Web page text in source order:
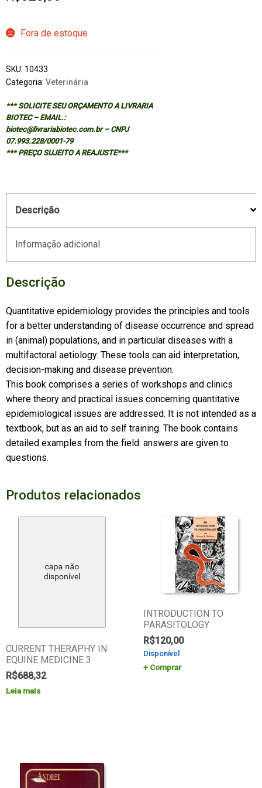
Fora de estoque
SKU: 10433
Categoria: Veterinária
*** SOLICITE SEU ORÇAMENTO A LIVRARIA
BIOTEC – EMAIL.:
biotec@livrariabiotec.com.br – CNPJ
07.993.228/0001-79
*** PREÇO SUJEITO A REAJUSTE***
Descrição
Informação adicional
Descrição
Quantitative epidemiology provides the principles and tools
for a better understanding of disease occurrence and spread
in (animal) populations, and in particular diseases with a
multifactoral aetiology. These tools can aid interpretation,
decision-making and disease prevention.
This book comprises a series of workshops and clinics
where theory and practical issues concerning quantitative
epidemiological issues are addressed. It is not intended as a
textbook, but as an aid to self training. The book contains
detailed examples from the field: answers are given to
questions.
Produtos relacionados
CURRENT THERAPHY IN
EQUINE MEDICINE 3
R$688,32
Leia mais
INTRODUCTION TO
PARASITOLOGY
R$120,00
Disponível
Comprar